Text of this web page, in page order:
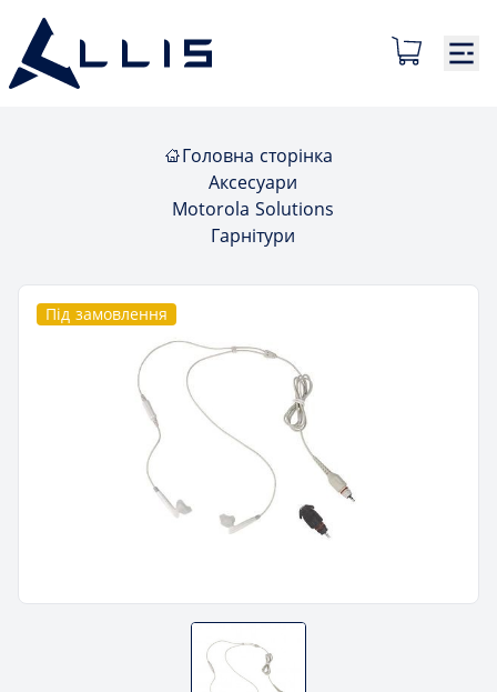
Головна сторінка
Аксесуари
Motorola Solutions
Гарнітури
Під замовлення